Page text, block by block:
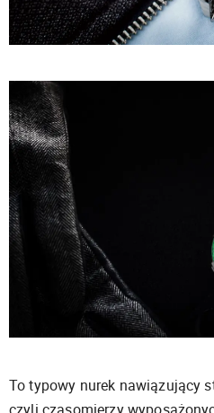
To typowy nurek nawiązujący